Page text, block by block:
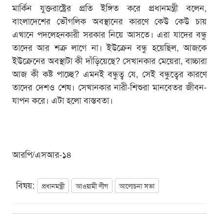
মার্কিন যুক্তরাষ্ট্রের প্রতি ইঙ্গিত করে প্রধানমন্ত্রী বলেন,
বাংলাদেশের ভৌগলিক অবস্থানের কারণে কেউ কেউ চায়
এখানে পদলেহনকারী সরকার নিয়ে আসতে। এরা যাদের বন্ধু
তাদের আর শত্রু লাগে না। ইউক্রেন বন্ধু হয়েছিল, আজকে
ইউক্রেনের অবস্থাটা কী দাঁড়িয়েছে? সেখানকার মেয়েরা, বাচ্চারা
আজ কী কষ্ট পাচ্ছে? এমনই বন্ধুত্ব যে, সেই বন্ধুত্বের কারণে
তাদের দেশও শেষ। সেখানকার নারী-শিশুরা মানবেতর জীবন-
যাপন করে। এটা হলো বাস্তবতা।
আরপি/এসআর-১৪
বিষয়: প্রধানমন্ত্রী আওয়ামী লীগ আলোচনা সভা